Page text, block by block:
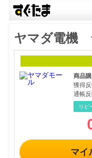
ヤマダ電機
商品
獲得
通帳
リピ
マイ